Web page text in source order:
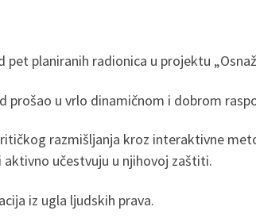
planiranih radionica u projektu
prošao u vrlo dinamičnom i dobrom
razmišljanja kroz interaktivne
aktivno učestvuju u njihovoj zaštiti.
iz ugla ljudskih prava.